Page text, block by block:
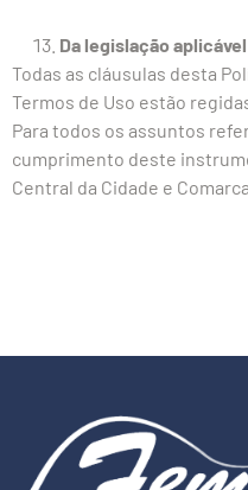
Da legislação
Todas as cláusulas desta
Termos de Uso estão
Para todos os assuntos
cumprimento deste
Central da Cidade e